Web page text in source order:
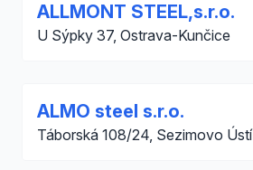
ALLMONT STEEL,s.r.o.
U Sýpky 37, Ostrava-Kunčice
ALMO steel s.r.o.
Táborská 108/24, Sezimovo Ústí